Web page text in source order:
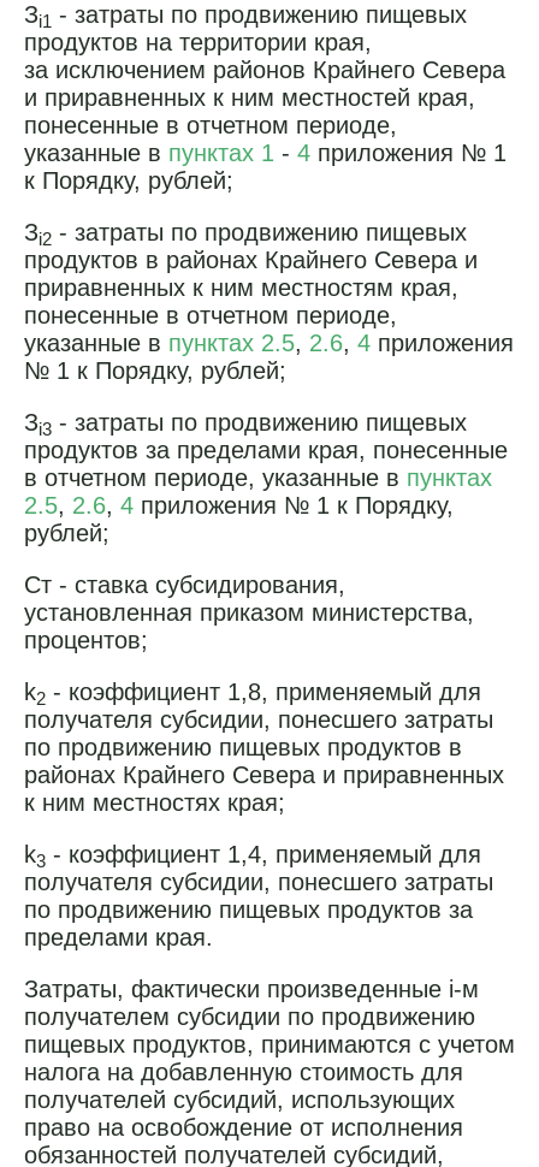
Зi1 - затраты по продвижению пищевых
продуктов на территории края,
за исключением районов Крайнего Севера
и приравненных к ним местностей края,
понесенные в отчетном периоде,
указанные в пунктах 1 - 4 приложения № 1
к Порядку, рублей;
Зi2 - затраты по продвижению пищевых
продуктов в районах Крайнего Севера и
приравненных к ним местностям края,
понесенные в отчетном периоде,
указанные в пунктах 2.5, 2.6, 4 приложения
№ 1 к Порядку, рублей;
Зi3 - затраты по продвижению пищевых
продуктов за пределами края, понесенные
в отчетном периоде, указанные в пунктах
2.5, 2.6, 4 приложения № 1 к Порядку,
рублей;
Ст - ставка субсидирования,
установленная приказом министерства,
процентов;
k2 - коэффициент 1,8, применяемый для
получателя субсидии, понесшего затраты
по продвижению пищевых продуктов в
районах Крайнего Севера и приравненных
к ним местностях края;
k3 - коэффициент 1,4, применяемый для
получателя субсидии, понесшего затраты
по продвижению пищевых продуктов за
пределами края.
Затраты, фактически произведенные i-м
получателем субсидии по продвижению
пищевых продуктов, принимаются с учетом
налога на добавленную стоимость для
получателей субсидий, использующих
право на освобождение от исполнения
обязанностей получателей субсидий,